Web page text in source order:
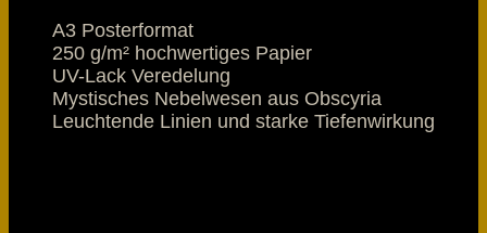
A3 Posterformat
250 g/m² hochwertiges Papier
UV-Lack Veredelung
Mystisches Nebelwesen aus Obscyria
Leuchtende Linien und starke Tiefenwirkung